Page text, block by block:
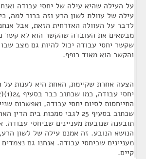
על העילה שהיא עילה של יחסי עבודה
עילה של עוולת לשון הרע וזה ברור למה,
לדבר על העוולה האזרחית הזאת, אבל
מבטאים את העובדה שהקשר הוא לא קשר
שקשר יחסי עבודה יכול להיות גם מצב
והקשר הוא מאוד רופף.
הצעה אחרת שקיימת, האחת היא לענות על
התייחסות לסיום יחסי עבודה, ואפשרות
שכתוב בסעיף 25 לגבי סמכות בית
תובענה שנובעת מעניינים שביחסי
הנושא הנובע. זה אמנם עילה של לשון
מעניינים שביחסי עבודה. אנחנו גם
קיים.